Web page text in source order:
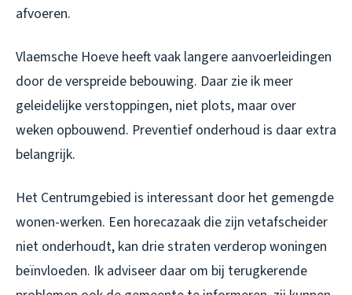
afvoeren.
Vlaemsche Hoeve heeft vaak langere aanvoerleidingen
door de verspreide bebouwing. Daar zie ik meer
geleidelijke verstoppingen, niet plots, maar over
weken opbouwend. Preventief onderhoud is daar extra
belangrijk.
Het Centrumgebied is interessant door het gemengde
wonen-werken. Een horecazaak die zijn vetafscheider
niet onderhoudt, kan drie straten verderop woningen
beïnvloeden. Ik adviseer daar om bij terugkerende